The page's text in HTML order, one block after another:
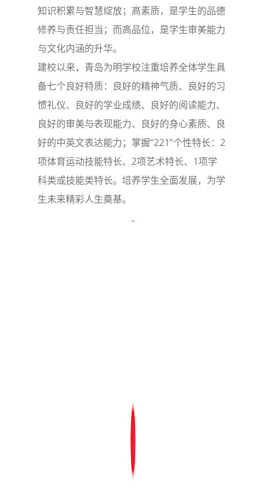
知识积累与智慧绽放；高素质，是学生的品德
修养与责任担当；而高品位，是学生审美能力
与文化内涵的升华。
建校以来，青岛为明学校注重培养全体学生具
备七个良好特质：良好的精神气质、良好的习
惯礼仪、良好的学业成绩、良好的阅读能力、
良好的审美与表现能力、良好的身心素质、良
好的中英文表达能力；掌握“221”个性特长：2
项体育运动技能特长、2项艺术特长、1项学
科类或技能类特长。培养学生全面发展，为学
生未来精彩人生奠基。